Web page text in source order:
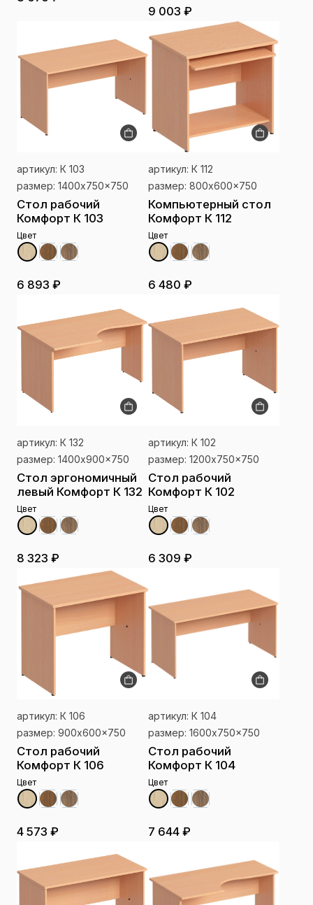
9 003 ₽
артикул: К 103
размер: 1400x750x750
Стол рабочий
Комфорт К 103
Цвет
6 893 ₽
артикул: К 112
размер: 800x600x750
Компьютерный стол
Комфорт К 112
Цвет
6 480 ₽
артикул: К 132
размер: 1400x900x750
Стол эргономичный
левый Комфорт К 132
Цвет
8 323 ₽
артикул: К 102
размер: 1200x750x750
Стол рабочий
Комфорт К 102
Цвет
6 309 ₽
артикул: К 106
размер: 900x600x750
Стол рабочий
Комфорт К 106
Цвет
4 573 ₽
артикул: К 104
размер: 1600x750x750
Стол рабочий
Комфорт К 104
Цвет
7 644 ₽